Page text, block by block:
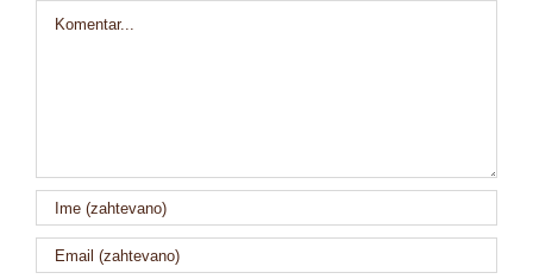
Comment